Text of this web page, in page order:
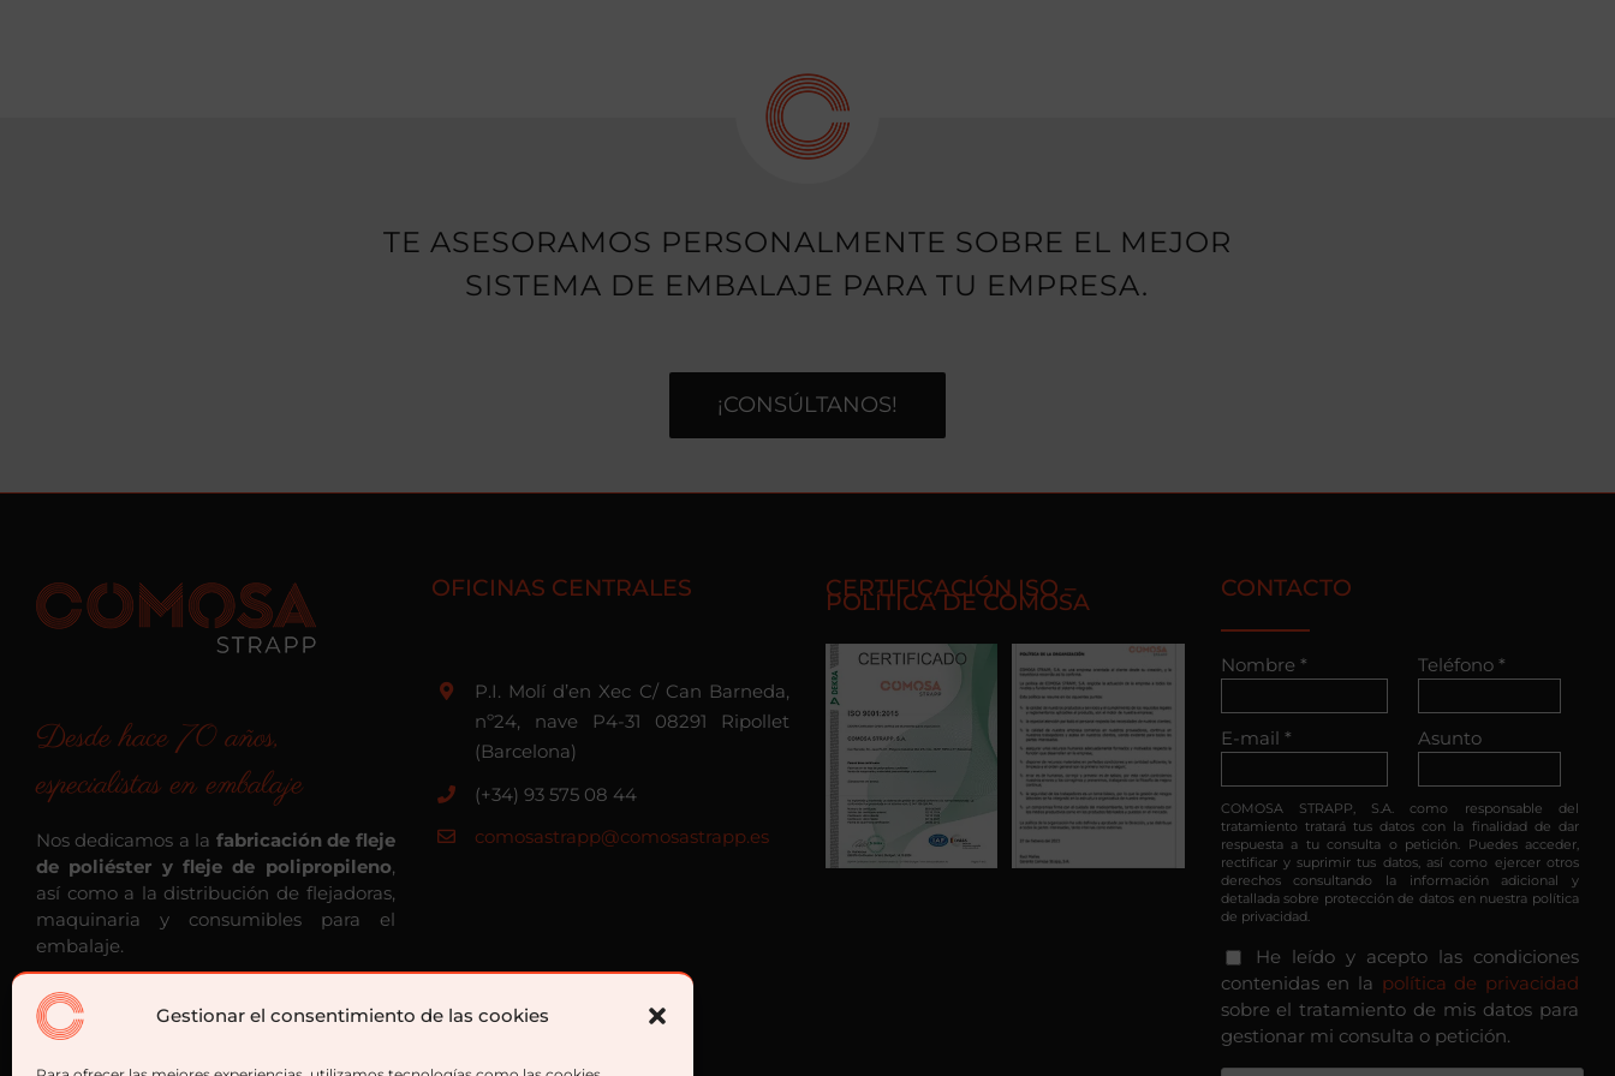
Gestionar el consentimiento de las cookies
TE ASESORAMOS PERSONALMENTE SOBRE EL MEJOR
SISTEMA DE EMBALAJE PARA TU EMPRESA.
¡CONSÚLTANOS!
Desde hace 70 años,
especialistas en embalaje
Nos dedicamos a la fabricación de fleje
de poliéster y fleje de polipropileno,
así como a la distribución de flejadoras,
maquinaria y consumibles para el
embalaje.
OFICINAS CENTRALES
P.I. Molí d’en Xec C/ Can Barneda,
nº24, nave P4-31 08291 Ripollet
(Barcelona)
(+34) 93 575 08 44
comosastrapp@comosastrapp.es
CERTIFICACIÓN ISO –
POLÍTICA DE COMOSA
CONTACTO
Nombre * Teléfono *
E-mail * Asunto
COMOSA STRAPP, S.A. como responsable del
tratamiento tratará tus datos con la finalidad de dar
respuesta a tu consulta o petición. Puedes acceder,
rectificar y suprimir tus datos, así como ejercer otros
derechos consultando la información adicional y
detallada sobre protección de datos en nuestra política
de privacidad.
He leído y acepto las condiciones
contenidas en la política de privacidad
sobre el tratamiento de mis datos para
gestionar mi consulta o petición.